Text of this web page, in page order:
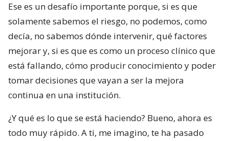
Ese es un desafío importante porque, si es que
solamente sabemos el riesgo, no podemos, como
decía, no sabemos dónde intervenir, qué factores
mejorar y, si es que es como un proceso clínico que
está fallando, cómo producir conocimiento y poder
tomar decisiones que vayan a ser la mejora
continua en una institución.
¿Y qué es lo que se está haciendo? Bueno, ahora es
todo muy rápido. A ti, me imagino, te ha pasado